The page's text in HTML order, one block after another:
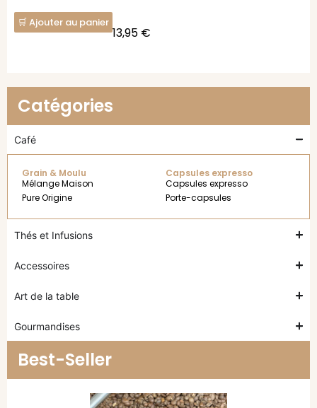
Ajouter au panier
13,95 €
Catégories
Café
Grain & Moulu
Mélange Maison
Pure Origine
Capsules expresso
Capsules expresso
Porte-capsules
Thés et Infusions
Accessoires
Art de la table
Gourmandises
Best-Seller